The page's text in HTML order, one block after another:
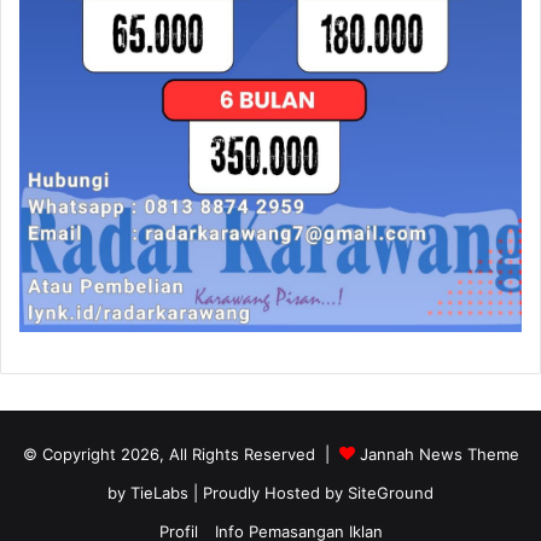
© Copyright 2026, All Rights Reserved |
Jannah News Theme
by TieLabs | Proudly Hosted by SiteGround
Profil
Info Pemasangan Iklan